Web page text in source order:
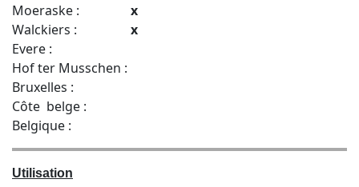
Moeraske :
x
Walckiers :
x
Evere :
Hof ter Musschen :
Bruxelles :
Côte belge :
Belgique :
Utilisation